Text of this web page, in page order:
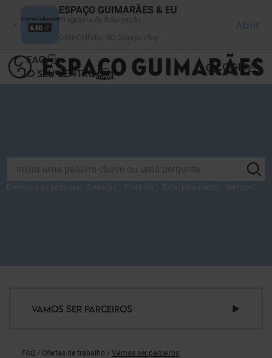
ESPAÇO GUIMARÃES & EU
Abrir
FAQ
O SEU CENTRO
LOGIN
VAMOS SER PARCEIROS
FAQ / Ofertas de trabalho / Vamos ser parceiros
Painel de Gerenciamento de Cookies